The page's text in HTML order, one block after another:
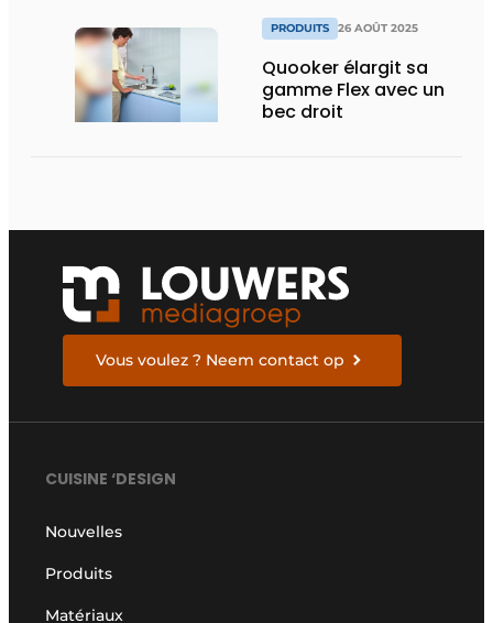
PRODUITS 26 AOÛT 2025
Quooker élargit sa
gamme Flex avec un
bec droit
Vous voulez ? Neem contact op
CUISINE ‘DESIGN
Nouvelles
Produits
Matériaux